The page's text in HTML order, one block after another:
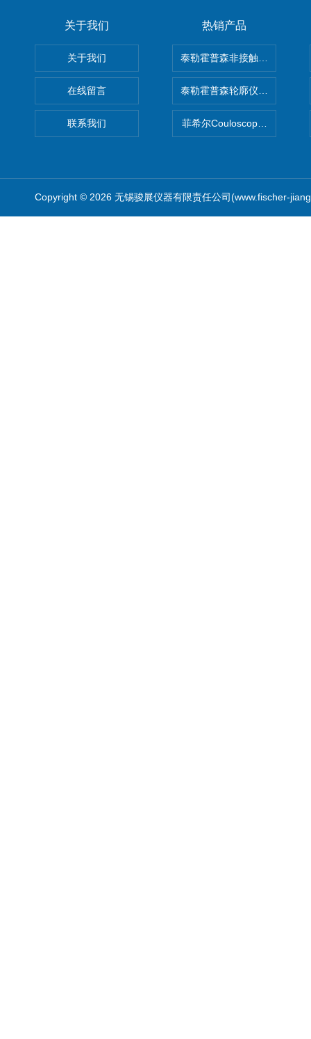
关于我们
关于我们
在线留言
联系我们
热销产品
泰勒霍普森非接触式轮廓仪
泰勒霍普森轮廓仪|TAYLOR
菲希尔Couloscope CMS2电
Copyright © 2026 无锡骏展仪器有限责任公司(www.fischer-